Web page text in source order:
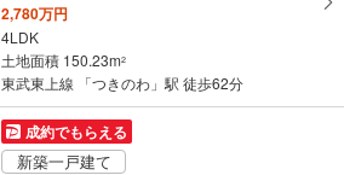
2,780万円
4LDK
土地面積 150.23m2
東武東上線 「つきのわ」駅 徒歩62分
成約でもらえる
新築一戸建て